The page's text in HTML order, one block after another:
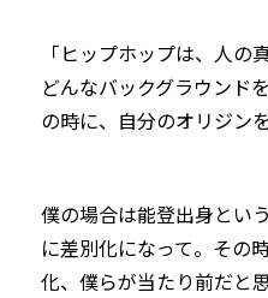
「ヒップホップは、人の
どんなバックグラウンド
の時に、自分のオリジン
僕の場合は能登出身とい
に差別化になって。その
化、僕らが当たり前だと